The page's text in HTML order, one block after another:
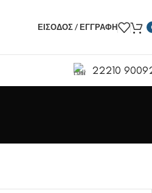
ΕΊΣΟΔΟΣ / ΕΓΓΡΑΦΉ
22210